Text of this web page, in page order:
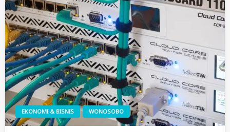
EKONOMI & BISNIS WONOSOBO